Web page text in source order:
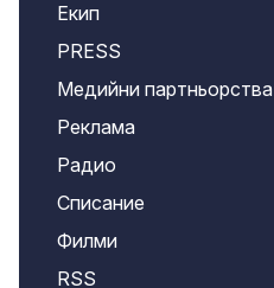
Екип
PRESS
Медийни партньорства
Реклама
Радио
Списание
Филми
RSS